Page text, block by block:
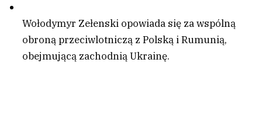
Wołodymyr Zełenski opowiada się za wspólną
obroną przeciwlotniczą z Polską i Rumunią,
obejmującą zachodnią Ukrainę.